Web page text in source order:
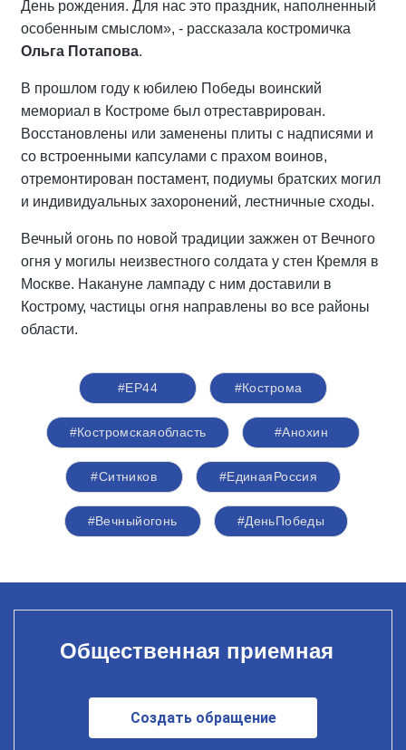
День рождения. Для нас это праздник, наполненный
особенным смыслом», - рассказала костромичка
Ольга Потапова.
В прошлом году к юбилею Победы воинский
мемориал в Костроме был отреставрирован.
Восстановлены или заменены плиты с надписями и
со встроенными капсулами с прахом воинов,
отремонтирован постамент, подиумы братских могил
и индивидуальных захоронений, лестничные сходы.
Вечный огонь по новой традиции зажжен от Вечного
огня у могилы неизвестного солдата у стен Кремля в
Москве. Накануне лампаду с ним доставили в
Кострому, частицы огня направлены во все районы
области.
#ЕР44 #Кострома
#Костромскаяобласть #Анохин
#Ситников #ЕдинаяРоссия
#Вечныйогонь #ДеньПобеды
Общественная приемная
Создать обращение